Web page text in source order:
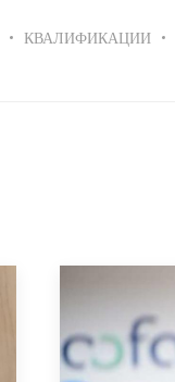
КВАЛИФИКАЦИИ